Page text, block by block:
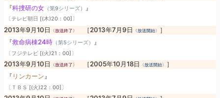
『科捜研の女 （第9シリーズ） 』
〔テレビ朝日 [(木)20：00]〕
2013年9月10日 〈放送終了〉 ［2013年7月9日 〈放送開始〉
］
『救命病棟24時 （第5シリーズ） 』
〔フジテレビ [(火)21：00]〕
2013年9月10日 〈放送終了〉 ［2005年10月18日 〈放送開始〉
］
『 リンカーン 』
〔ＴＢＳ [(火)22：00]〕